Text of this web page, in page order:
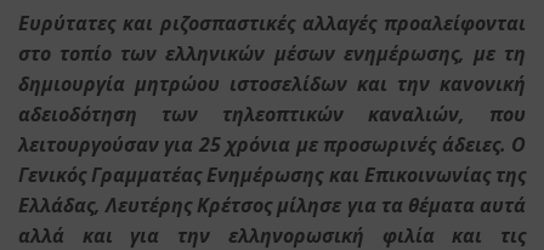
Ευρύτατες και ριζοσπαστικές αλλαγές προαλείφονται
στο τοπίο των ελληνικών μέσων ενημέρωσης, με τη
δημιουργία μητρώου ιστοσελίδων και την κανονική
αδειοδότηση των τηλεοπτικών καναλιών, που
λειτουργούσαν για 25 χρόνια με προσωρινές άδειες. Ο
Γενικός Γραμματέας Ενημέρωσης και Επικοινωνίας της
Ελλάδας, Λευτέρης Κρέτσος μίλησε για τα θέματα αυτά
αλλά και για την ελληνορωσική φιλία και τις